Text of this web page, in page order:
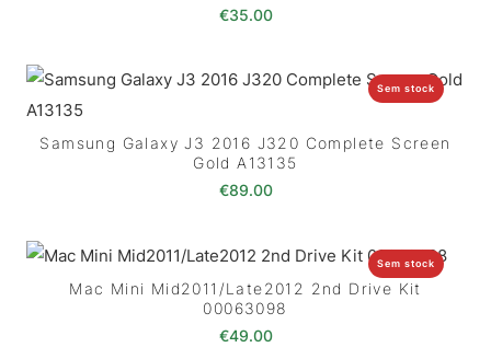
€35.00
Sem stock
Samsung Galaxy J3 2016 J320 Complete Screen
Gold A13135
€89.00
Sem stock
Mac Mini Mid2011/Late2012 2nd Drive Kit
00063098
€49.00